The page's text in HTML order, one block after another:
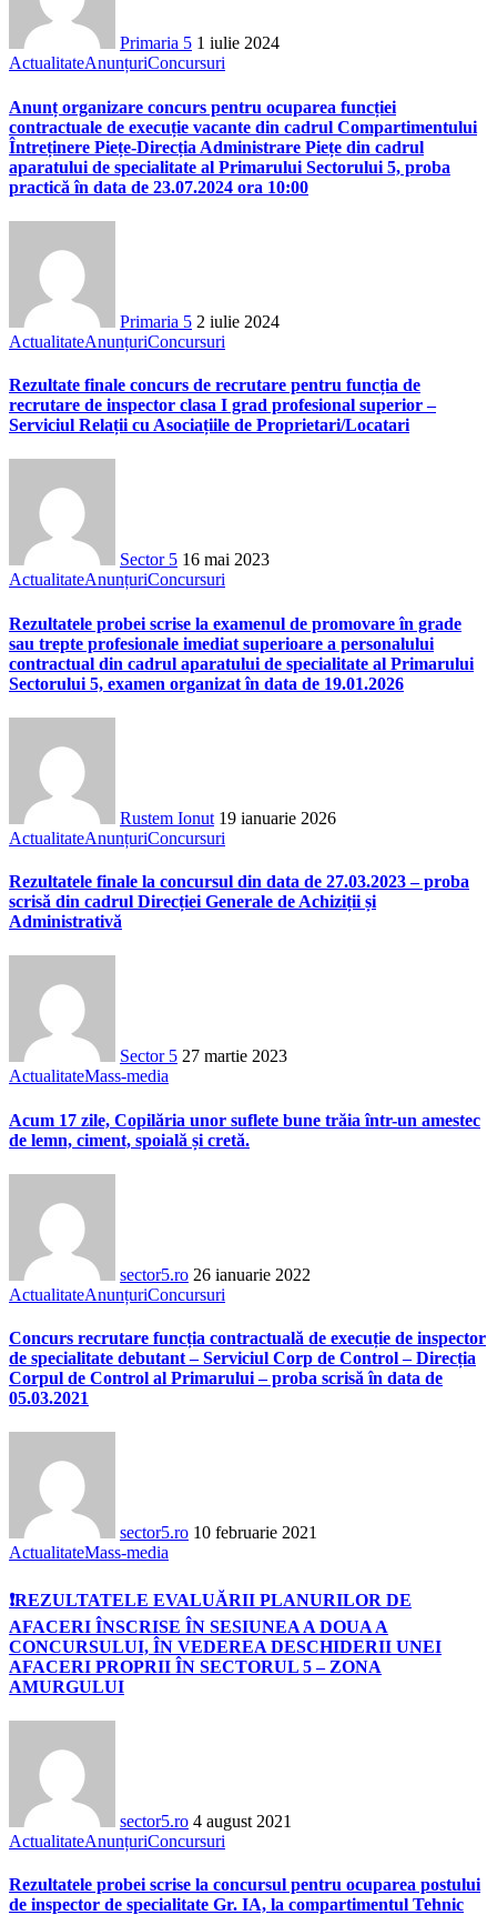
Primaria 5 1 iulie 2024
ActualitateAnunțuriConcursuri
Anunț organizare concurs pentru ocuparea funcției
contractuale de execuție vacante din cadrul Compartimentului
Întreținere Piețe-Direcția Administrare Piețe din cadrul
aparatului de specialitate al Primarului Sectorului 5, proba
practică în data de 23.07.2024 ora 10:00
Primaria 5 2 iulie 2024
ActualitateAnunțuriConcursuri
Rezultate finale concurs de recrutare pentru funcția de
recrutare de inspector clasa I grad profesional superior –
Serviciul Relații cu Asociațiile de Proprietari/Locatari
Sector 5 16 mai 2023
ActualitateAnunțuriConcursuri
Rezultatele probei scrise la examenul de promovare în grade
sau trepte profesionale imediat superioare a personalului
contractual din cadrul aparatului de specialitate al Primarului
Sectorului 5, examen organizat în data de 19.01.2026
Rustem Ionut 19 ianuarie 2026
ActualitateAnunțuriConcursuri
Rezultatele finale la concursul din data de 27.03.2023 – proba
scrisă din cadrul Direcției Generale de Achiziții și
Administrativă
Sector 5 27 martie 2023
ActualitateMass-media
Acum 17 zile, Copilăria unor suflete bune trăia într-un amestec
de lemn, ciment, spoială și cretă.
sector5.ro 26 ianuarie 2022
ActualitateAnunțuriConcursuri
Concurs recrutare funcția contractuală de execuție de inspector
de specialitate debutant – Serviciul Corp de Control – Direcția
Corpul de Control al Primarului – proba scrisă în data de
05.03.2021
sector5.ro 10 februarie 2021
ActualitateMass-media
❗REZULTATELE EVALUĂRII PLANURILOR DE
AFACERI ÎNSCRISE ÎN SESIUNEA A DOUA A
CONCURSULUI, ÎN VEDEREA DESCHIDERII UNEI
AFACERI PROPRII ÎN SECTORUL 5 – ZONA
AMURGULUI
sector5.ro 4 august 2021
ActualitateAnunțuriConcursuri
Rezultatele probei scrise la concursul pentru ocuparea postului
de inspector de specialitate Gr. IA, la compartimentul Tehnic